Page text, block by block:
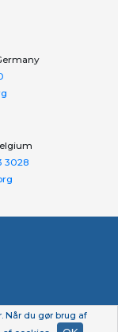
3028
Når du gør brug af